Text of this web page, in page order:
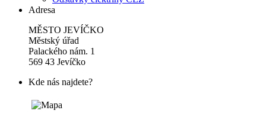
Adresa
MĚSTO JEVÍČKO
Městský úřad
Palackého nám. 1
569 43 Jevíčko
Kde nás najdete?